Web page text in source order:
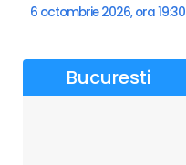
6 octombrie 2026, ora 19:30
Bucuresti